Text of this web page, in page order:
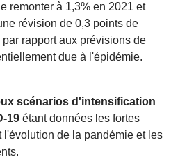
remonter à 1,3% en 2021 et
révision de 0,3 points de
rapport aux prévisions de
due à l'épidémie.
scénarios d'intensification
19 étant données les fortes
l'évolution de la pandémie et les